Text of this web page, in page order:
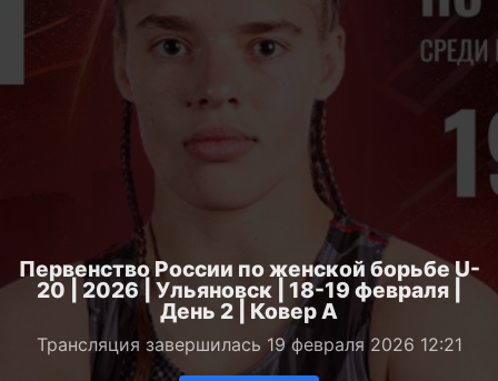
Первенство России по женской борьбе U-
20 | 2026 | Ульяновск | 18-19 февраля |
День 2 | Ковер A
Трансляция завершилась 19 февраля 2026 12:21